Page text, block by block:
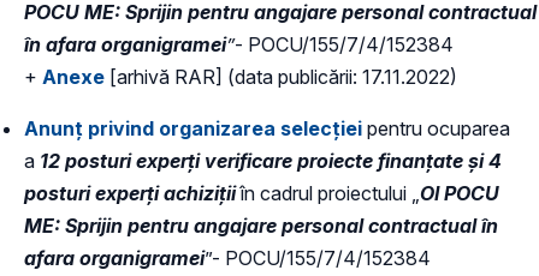
POCU ME: Sprijin pentru angajare personal contractual
în afara organigramei”- POCU/155/7/4/152384
+ Anexe [arhivă RAR] (data publicării: 17.11.2022)
Anunț privind organizarea selecției pentru ocuparea
a 12 posturi experți verificare proiecte finanțate și 4
posturi experți achizițiiîn cadrul proiectului „ OI POCU
ME: Sprijin pentru angajare personal contractual în
afara organigramei”- POCU/155/7/4/152384